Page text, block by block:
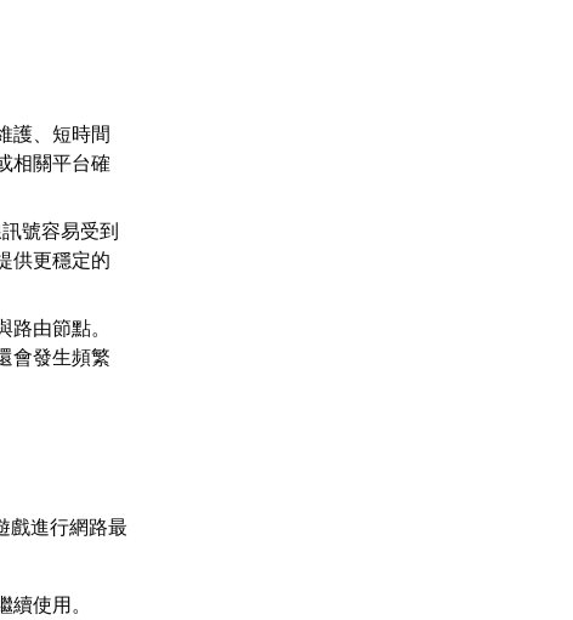
護、短時間
相關平台確
號容易受到
供更穩定的
由節點。
會發生頻繁
戲進行網路最
使用。